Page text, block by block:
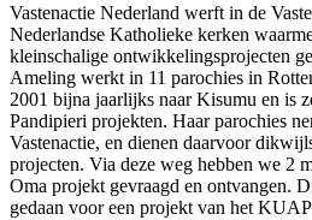
Vastenactie Nederland werft in de
Nederlandse Katholieke kerken
kleinschalige ontwikkelingsprojecten
Ameling werkt in 11 parochies in
2001 bijna jaarlijks naar Kisumu en is
Pandipieri projekten. Haar parochies
Vastenactie, en dienen daarvoor
projecten. Via deze weg hebben we 2
Oma projekt gevraagd en ontvangen.
gedaan voor een projekt van het